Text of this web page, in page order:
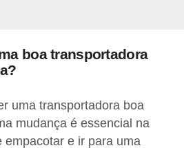
boa transportadora
uma transportadora boa
mudança é essencial na
empacotar e ir para uma